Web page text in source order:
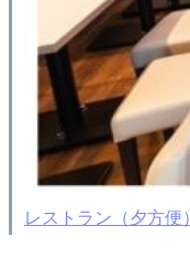
レストラン（夕方便）